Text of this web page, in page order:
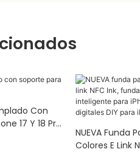
Con
17 Y 18 Pro
NUEVA Funda
Colores E Link